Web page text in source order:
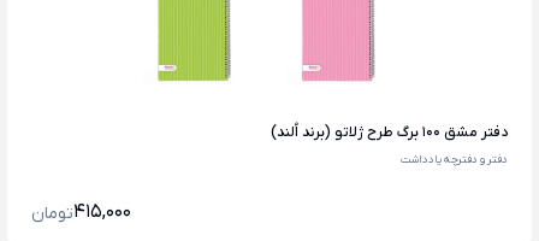
دفتر مشق 100 برگ طرح ژلاتو (برند اُلند)
دفتر و دفترچه یادداشت
415,000تومان